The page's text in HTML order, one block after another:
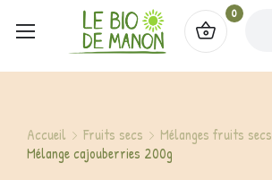
0
Accueil Fruits secs
Mélanges fruits secs
Mélange cajouberries 200g